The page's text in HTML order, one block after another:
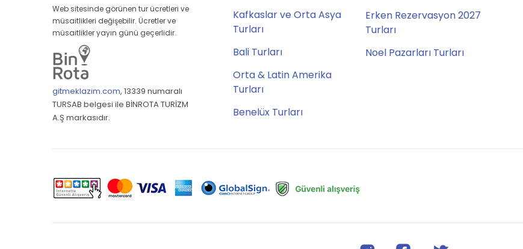
Web sitesinde görünen tur ücretleri ve
müsaitlikleri değişebilir. Ücretler ve
müsaitlikler yayın günü geçerlidir.
gitmeklazim.com, 13339 numaralı
TURSAB belgesi ile BİNROTA TURİZM
A.Ş markasıdır.
Kafkaslar ve Orta Asya
Turları
Bali Turları
Orta & Latin Amerika
Turları
Benelüx Turları
Erken Rezervasyon 2027
Turları
Noel Pazarları Turları